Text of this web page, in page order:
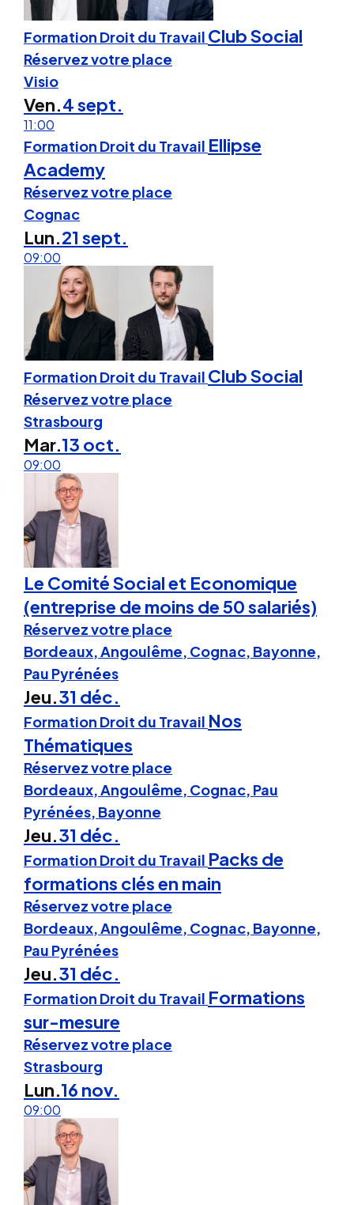
Formation Droit du Travail Club Social
Réservez votre place
Visio
Ven.4 sept.
11:00
Formation Droit du Travail Ellipse
Academy
Réservez votre place
Cognac
Lun.21 sept.
09:00
Formation Droit du Travail Club Social
Réservez votre place
Strasbourg
Mar.13 oct.
09:00
Le Comité Social et Economique
(entreprise de moins de 50 salariés)
Réservez votre place
Bordeaux, Angoulême, Cognac, Bayonne,
Pau Pyrénées
Jeu.31 déc.
Formation Droit du Travail Nos
Thématiques
Réservez votre place
Bordeaux, Angoulême, Cognac, Pau
Pyrénées, Bayonne
Jeu.31 déc.
Formation Droit du Travail Packs de
formations clés en main
Réservez votre place
Bordeaux, Angoulême, Cognac, Bayonne,
Pau Pyrénées
Jeu.31 déc.
Formation Droit du Travail Formations
sur-mesure
Réservez votre place
Strasbourg
Lun.16 nov.
09:00